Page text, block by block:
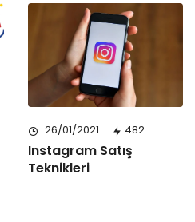
26/01/2021 482
Instagram Satış
Teknikleri